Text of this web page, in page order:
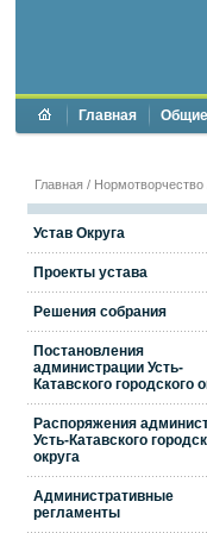
Главная
Главная / Нормотворчество
Устав Округа
Проекты устава
Решения собрания
Постановления
администрации Усть-
Катавского городского
Распоряжения
Усть-Катавского
округа
Административные
регламенты